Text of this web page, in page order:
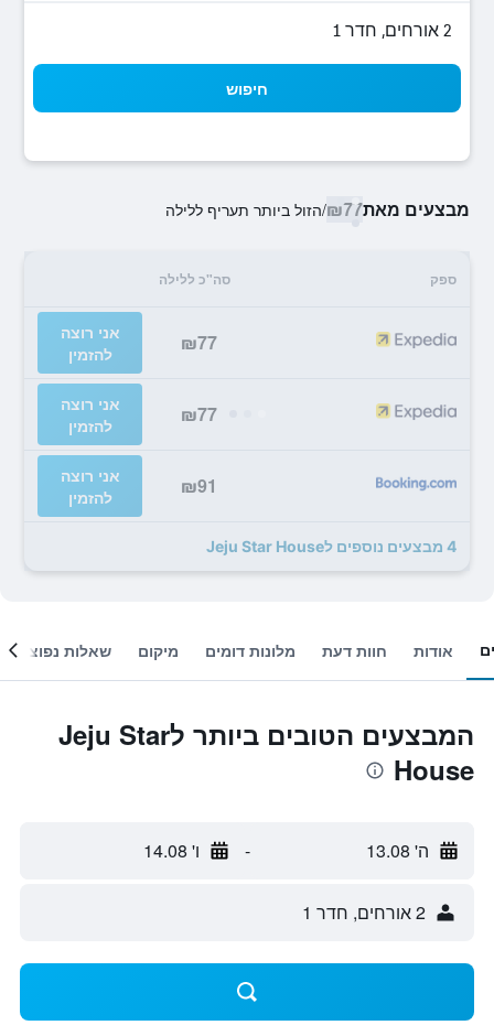
2 אורחים, חדר 1
חיפוש
מבצעים מאת₪77
/הזול ביותר תעריף ללילה
ספק סה"כ ללילה
₪77
אני רוצה
להזמין
₪77
אני רוצה
להזמין
₪91
אני רוצה
להזמין
4 מבצעים נוספים לJeju Star House
אודות חוות דעת מלונות דומים מיקום שאלות נפוצות
המבצעים הטובים ביותר לJeju Star
House
ה' 13.08 - ו' 14.08
2 אורחים, חדר 1